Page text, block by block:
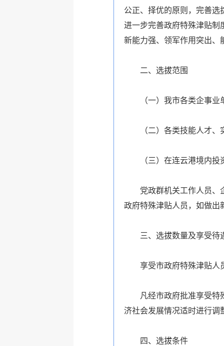
公正、择优的原则，完善选
进一步完善政府特殊津贴制
新能力强、领军作用突出、
二、选拔范围
（一）我市各类企事
（二）各类技能人才
（三）在连云港境内
党政群机关工作人员、
政府特殊津贴人员，如做出
三、选拔数量及享受待
享受市政府特殊津贴人
凡经市政府批准享受特
济社会发展情况适时进行调
四、选拔条件